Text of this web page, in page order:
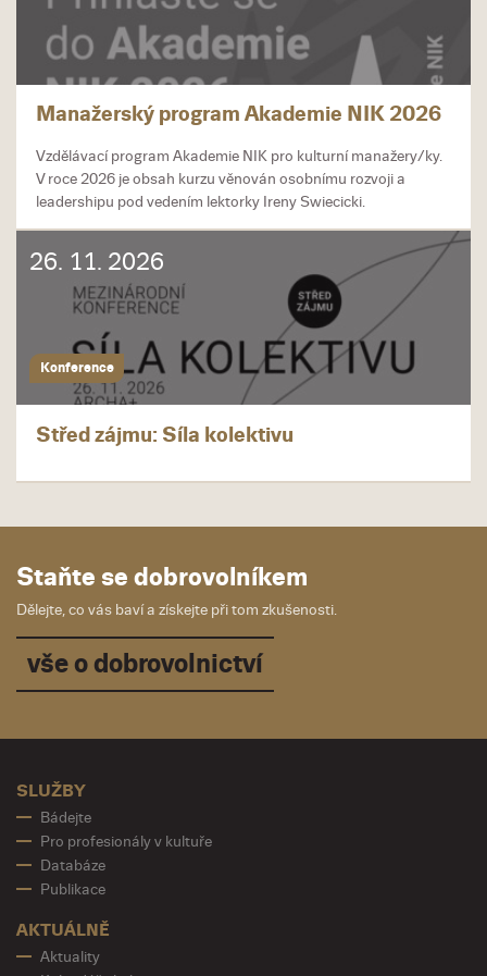
Manažerský program Akademie NIK 2026
Vzdělávací program Akademie NIK pro kulturní manažery/ky.
V roce 2026 je obsah kurzu věnován osobnímu rozvoji a
leadershipu pod vedením lektorky Ireny Swiecicki.
26. 11. 2026
Konference
Střed zájmu: Síla kolektivu
Staňte se dobrovolníkem
Dělejte, co vás baví a získejte při tom zkušenosti.
vše o dobrovolnictví
SLUŽBY
Bádejte
Pro profesionály v kultuře
Databáze
Publikace
AKTUÁLNĚ
Aktuality